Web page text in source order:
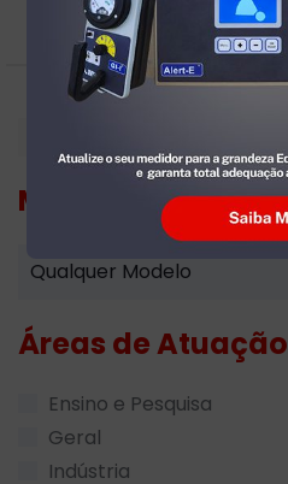
Modelo
Áreas de Atuação
Ensino e Pesquisa
Geral
Indústria